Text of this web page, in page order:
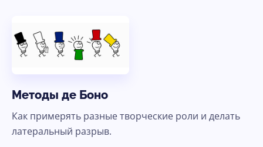
Методы де Боно
Как примерять разные творческие роли и делать
латеральный разрыв.